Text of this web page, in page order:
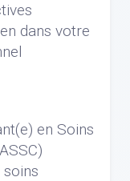
dans votre
en Soins
soins